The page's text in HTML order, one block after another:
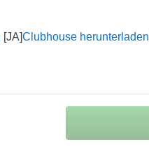
Clubhouse herunterladen